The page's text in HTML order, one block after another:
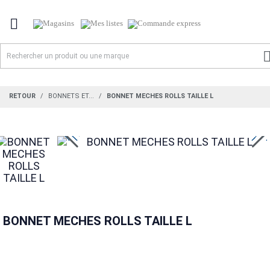

RETOUR BONNETS ET... BONNET MECHES ROLLS TAILLE L
BONNET MECHES ROLLS TAILLE L